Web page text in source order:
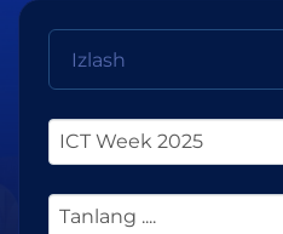
ICT Week 2025
Tanlang ....